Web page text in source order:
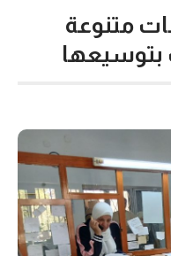
متنوعة
بتوسيعها